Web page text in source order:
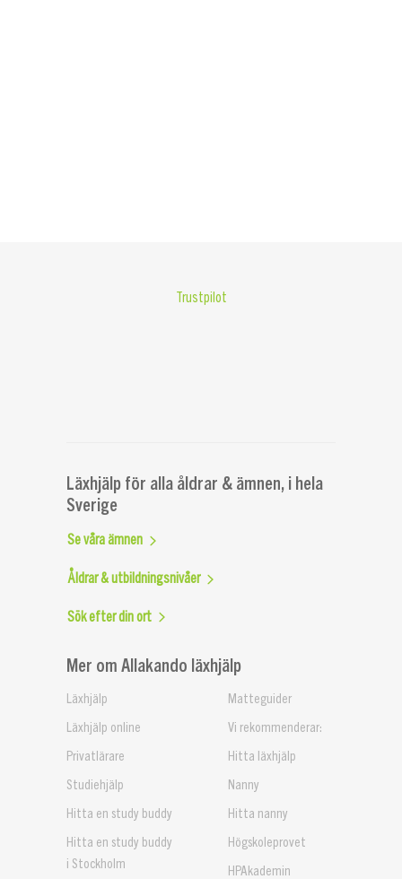
Trustpilot
Mer om Allakando läxhjälp
Läxhjälp
Läxhjälp online
Privatlärare
Studiehjälp
Hitta en study buddy
Hitta en study buddy
i Stockholm
Matteguider
Vi rekommenderar:
Hitta läxhjälp
Nanny
Hitta nanny
Högskoleprovet
HPAkademin
Läxhjälp för alla åldrar & ämnen, i hela
Sverige
Se våra ämnen
Åldrar & utbildningsnivåer
Sök efter din ort